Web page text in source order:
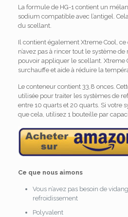
La formule de HG-1 contient un
sodium compatible avec l’antigel.
du scellant.
Il contient également Xtreme Cool,
n’avez pas à rincer tout le système
pouvoir appliquer le scellant. Xtreme
surchauffe et aide à réduire la
Le conteneur contient 33,8 onces.
utilisée pour traiter les systèmes de
entre 10 quarts et 20 quarts. Si votre
que cela, utilisez 1 bouteille par
Ce que nous aimons
Vous n’avez pas besoin de
refroidissement
Polyvalent